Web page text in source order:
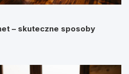
– skuteczne sposoby